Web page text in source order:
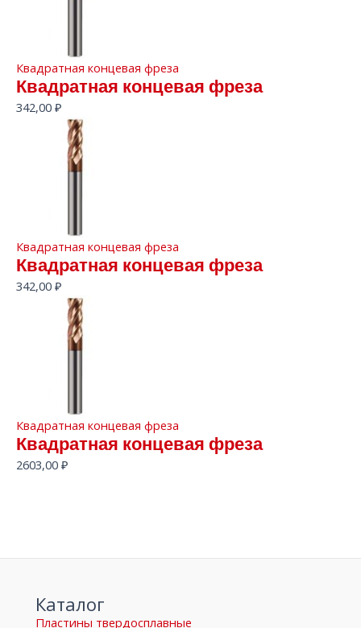
Квадратная концевая фреза
Квадратная концевая фреза
342,00 ₽
Квадратная концевая фреза
Квадратная концевая фреза
342,00 ₽
Квадратная концевая фреза
Квадратная концевая фреза
2603,00 ₽
Каталог
Пластины твердосплавные